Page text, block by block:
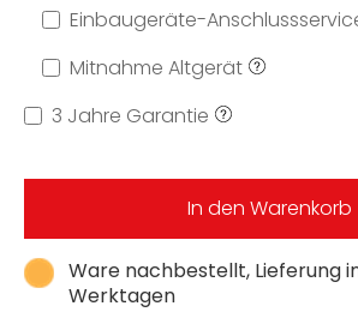
Ware nachbestellt, Lieferung
Werktagen
Einbaugeräte-
Mitnahme Altgerät
3 Jahre Garantie
In den Warenkorb